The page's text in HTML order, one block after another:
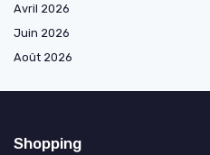
Avril 2026
Juin 2026
Août 2026
Shopping